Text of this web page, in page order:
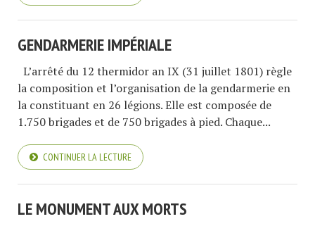
GENDARMERIE IMPÉRIALE
L’arrêté du 12 thermidor an IX (31 juillet 1801) règle
la composition et l’organisation de la gendarmerie en
la constituant en 26 légions. Elle est composée de
1.750 brigades et de 750 brigades à pied. Chaque...
CONTINUER LA LECTURE
LE MONUMENT AUX MORTS